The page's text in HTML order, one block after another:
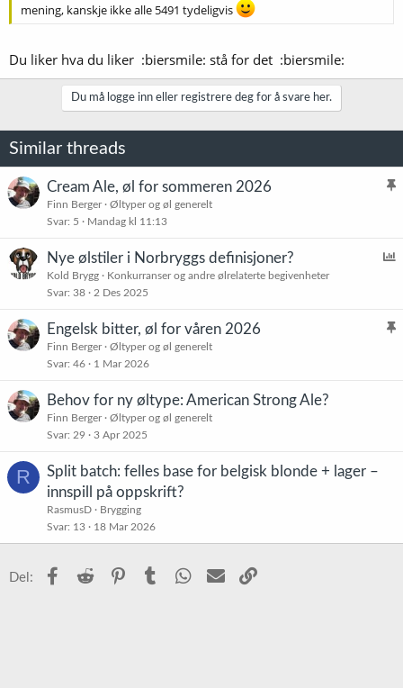
mening, kanskje ikke alle 5491 tydeligvis
Du liker hva du liker :biersmile: stå for det :biersmile:
Du må logge inn eller registrere deg for å svare her.
Similar threads
K
t
Cream Ale, øl for sommeren 2026
Finn Berger
Øltyper og øl generelt
Svar 5 Mandag kl 11:13
e
Nye ølstiler i Norbryggs definisjoner?
Kold Brygg
Konkurranser og andre ølrelaterte begivenheter
Svar 38 2 Des 2025
K
Engelsk bitter, øl for våren 2026
Finn Berger
Øltyper og øl generelt
Svar 46 1 Mar 2026
Behov for ny øltype: American Strong Ale?
Finn Berger
Øltyper og øl generelt
Svar 29 3 Apr 2025
R
Split batch: felles base for belgisk blonde + lager –
innspill på oppskrift?
RasmusD
Brygging
Svar 13 18 Mar 2026
Del: Facebook
Reddit PinterestTumblr WhatsApp
E-post